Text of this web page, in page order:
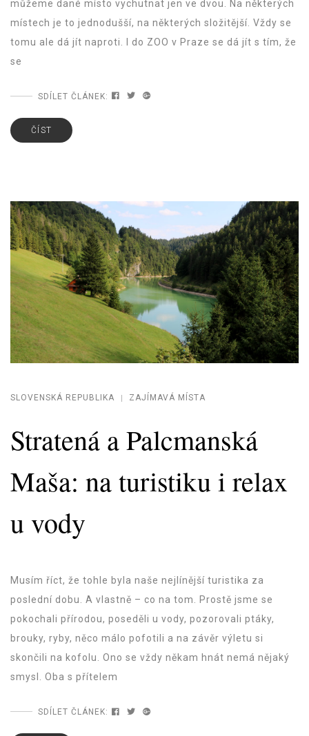
můžeme dané místo vychutnat jen ve dvou. Na některých
místech je to jednodušší, na některých složitější. Vždy se
tomu ale dá jít naproti. I do ZOO v Praze se dá jít s tím, že
se
SDÍLET ČLÁNEK:
ČÍST
SLOVENSKÁ REPUBLIKA ZAJÍMAVÁ MÍSTA
Stratená a Palcmanská
Maša: na turistiku i relax
u vody
Musím říct, že tohle byla naše nejlínější turistika za
poslední dobu. A vlastně – co na tom. Prostě jsme se
pokochali přírodou, poseděli u vody, pozorovali ptáky,
brouky, ryby, něco málo pofotili a na závěr výletu si
skončili na kofolu. Ono se vždy někam hnát nemá nějaký
smysl. Oba s přítelem
SDÍLET ČLÁNEK: